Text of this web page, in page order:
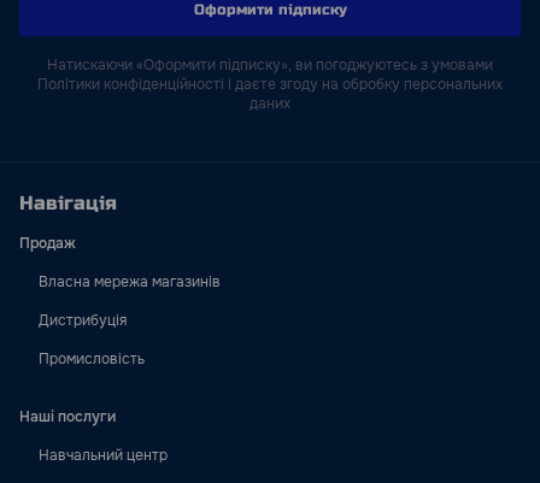
Оформити підписку
Натискаючи «Оформити підписку», ви погоджуютесь з умовами
Політики конфіденційності і даєте згоду на обробку персональних
даних
Навігація
Продаж
Власна мережа магазинів
Дистрибуція
Промисловість
Наші послуги
Навчальний центр